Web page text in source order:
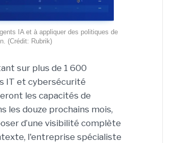
IA et à appliquer des politiques de
(Crédit: Rubrik)
sur plus de 1 600
IT et cybersécurité
les capacités de
les douze prochains mois,
d’une visibilité complète
l'entreprise spécialiste